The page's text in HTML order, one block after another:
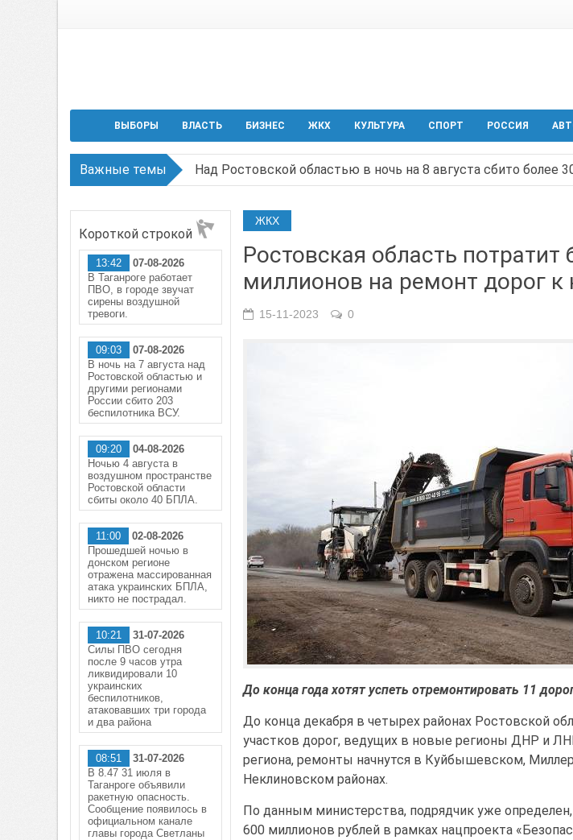
ВЫБОРЫ ВЛАСТЬ БИЗНЕС ЖКХ КУЛЬТУРА СПОРТ РОССИЯ
Важные темы Над Ростовской областью в ночь на 8 августа сбито более
Режим ЧС регионального характера начал действовать в
В Чеховской библиотеке Таганрога открылась выставка
В Ростове задержан подозреваемый в ночном поджоге —
ЖКХ
Ростовская область потратит
миллионов на ремонт дорог
15-11-2023 0
До конца года хотят успеть отремонтировать 11
До конца декабря в четырех районах Ростовской
участков дорог, ведущих в новые регионы ДНР и
региона, ремонты начнутся в Куйбышевском,
Неклиновском районах.
По данным министерства, подрядчик уже
600 миллионов рублей в рамках нацпроекта
Короткой строкой
13:42
07-08-2026
В Таганроге работает
ПВО, в городе звучат
сирены воздушной
тревоги.
09:03
07-08-2026
В ночь на 7 августа над
Ростовской областью и
другими регионами
России сбито 203
беспилотника ВСУ.
09:20
04-08-2026
Ночью 4 августа в
воздушном пространстве
Ростовской области
сбиты около 40 БПЛА.
11:00
02-08-2026
Прошедшей ночью в
донском регионе
отражена массированная
атака украинских БПЛА,
никто не пострадал.
10:21
31-07-2026
Силы ПВО сегодня
после 9 часов утра
ликвидировали 10
украинских
беспилотников,
атаковавших три города
и два района
08:51
31-07-2026
В 8.47 31 июля в
Таганроге объявили
ракетную опасность.
Сообщение появилось в
официальном канале
главы города Светланы